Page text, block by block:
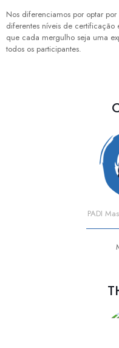
Nos diferenciamos por optar
diferentes níveis de certificação
que cada mergulho seja uma
todos os participantes.
PADI